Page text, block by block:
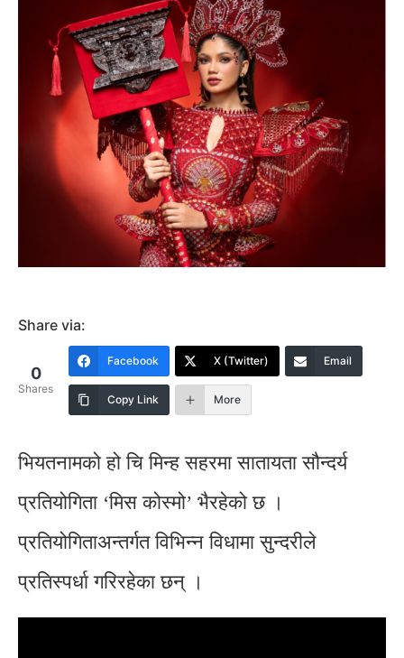
Share via:
0
Shares
Facebook X (Twitter) Email
Copy Link More
भियतनामको हो चि मिन्ह सहरमा सातायता सौन्दर्य
प्रतियोगिता ‘मिस कोस्मो’ भैरहेको छ ।
प्रतियोगिताअन्तर्गत विभिन्न विधामा सुन्दरीले
प्रतिस्पर्धा गरिरहेका छन् ।